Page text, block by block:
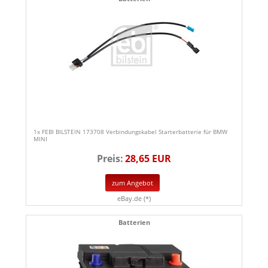
1x FEBI BILSTEIN 173708 Verbindungskabel Starterbatterie für BMW
MINI
Preis:28,65 EUR
zum Angebot
eBay.de (*)
Batterien